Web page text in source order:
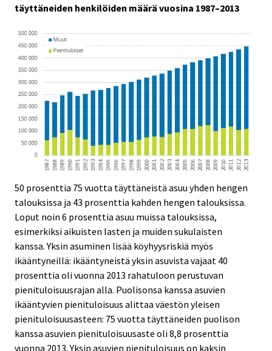
täyttäneiden henkilöiden määrä vuosina 1987–2013
50 prosenttia 75 vuotta täyttäneistä asuu yhden hengen
talouksissa ja 43 prosenttia kahden hengen talouksissa.
Loput noin 6 prosenttia asuu muissa talouksissa,
esimerkiksi aikuisten lasten ja muiden sukulaisten
kanssa. Yksin asuminen lisää köyhyysriskiä myös
ikääntyneillä: ikääntyneistä yksin asuvista vajaat 40
prosenttia oli vuonna 2013 rahatuloon perustuvan
pienituloisuusrajan alla. Puolisonsa kanssa asuvien
ikääntyvien pienituloisuus alittaa väestön yleisen
pienituloisuusasteen: 75 vuotta täyttäneiden puolison
kanssa asuvien pienituloisuusaste oli 8,8 prosenttia
vuonna 2013. Yksin asuvien pienituloisuus on kaksin